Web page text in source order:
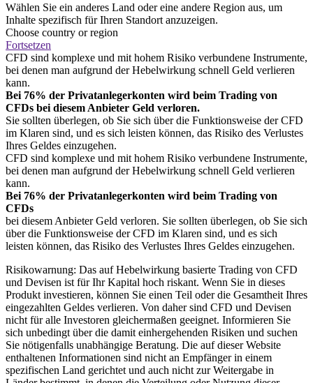
Wählen Sie ein anderes Land oder eine andere Region aus, um
Inhalte spezifisch für Ihren Standort anzuzeigen.
Choose country or region
Fortsetzen
CFD sind komplexe und mit hohem Risiko verbundene Instrumente,
bei denen man aufgrund der Hebelwirkung schnell Geld verlieren
kann.
Bei 76% der Privatanlegerkonten wird beim Trading von
CFDs bei diesem Anbieter Geld verloren.
Sie sollten überlegen, ob Sie sich über die Funktionsweise der CFD
im Klaren sind, und es sich leisten können, das Risiko des Verlustes
Ihres Geldes einzugehen.
CFD sind komplexe und mit hohem Risiko verbundene Instrumente,
bei denen man aufgrund der Hebelwirkung schnell Geld verlieren
kann.
Bei 76% der Privatanlegerkonten wird beim Trading von
CFDs
bei diesem Anbieter Geld verloren. Sie sollten überlegen, ob Sie sich
über die Funktionsweise der CFD im Klaren sind, und es sich
leisten können, das Risiko des Verlustes Ihres Geldes einzugehen.
Risikowarnung: Das auf Hebelwirkung basierte Trading von CFD
und Devisen ist für Ihr Kapital hoch riskant. Wenn Sie in dieses
Produkt investieren, können Sie einen Teil oder die Gesamtheit Ihres
eingezahlten Geldes verlieren. Von daher sind CFD und Devisen
nicht für alle Investoren gleichermaßen geeignet. Informieren Sie
sich unbedingt über die damit einhergehenden Risiken und suchen
Sie nötigenfalls unabhängige Beratung. Die auf dieser Website
enthaltenen Informationen sind nicht an Empfänger in einem
spezifischen Land gerichtet und auch nicht zur Weitergabe in